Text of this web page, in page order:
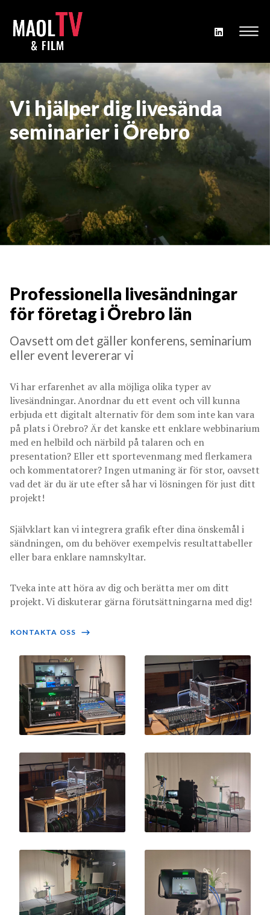
Vi hjälper dig livesända
seminarier i Örebro
Professionella livesändningar
för företag i Örebro län
Oavsett om det gäller konferens, seminarium
eller event levererar vi
Vi har erfarenhet av alla möjliga olika typer av
livesändningar. Anordnar du ett event och vill kunna
erbjuda ett digitalt alternativ för dem som inte kan vara
på plats i Örebro? Är det kanske ett enklare webbinarium
med en helbild och närbild på talaren och en
presentation? Eller ett sportevenmang med flerkamera
och kommentatorer? Ingen utmaning är för stor, oavsett
vad det är du är ute efter så har vi lösningen för just ditt
projekt!
Självklart kan vi integrera grafik efter dina önskemål i
sändningen, om du behöver exempelvis resultattabeller
eller bara enklare namnskyltar.
Tveka inte att höra av dig och berätta mer om ditt
projekt. Vi diskuterar gärna förutsättningarna med dig!
KONTAKTA OSS ⟶